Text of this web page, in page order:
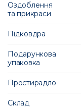
Оздоблення
та прикраси
Підковдра
Подарункова
упаковка
Простирадло
Склад